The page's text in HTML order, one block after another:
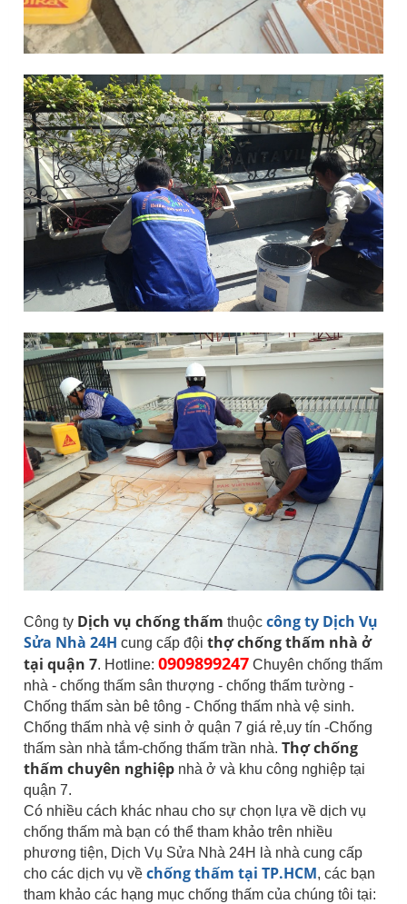
Công ty Dịch vụ chống thấm thuộc công ty Dịch Vụ
Sửa Nhà 24H cung cấp đội thợ chống thấm nhà ở
tại quận 7. Hotline: 0909899247 Chuyên chống thấm
nhà - chống thấm sân thượng - chống thấm tường -
Chống thấm sàn bê tông - Chống thấm nhà vệ sinh.
Chống thấm nhà vệ sinh ở quận 7 giá rẻ,uy tín -Chống
thấm sàn nhà tắm-chống thấm trần nhà. Thợ chống
thấm chuyên nghiệp nhà ở và khu công nghiệp tại
quận 7.
Có nhiều cách khác nhau cho sự chọn lựa về dịch vụ
chống thấm mà bạn có thể tham khảo trên nhiều
phương tiện, Dịch Vụ Sửa Nhà 24H là nhà cung cấp
cho các dịch vụ về chống thấm tại TP.HCM, các bạn
tham khảo các hạng mục chống thấm của chúng tôi tại: